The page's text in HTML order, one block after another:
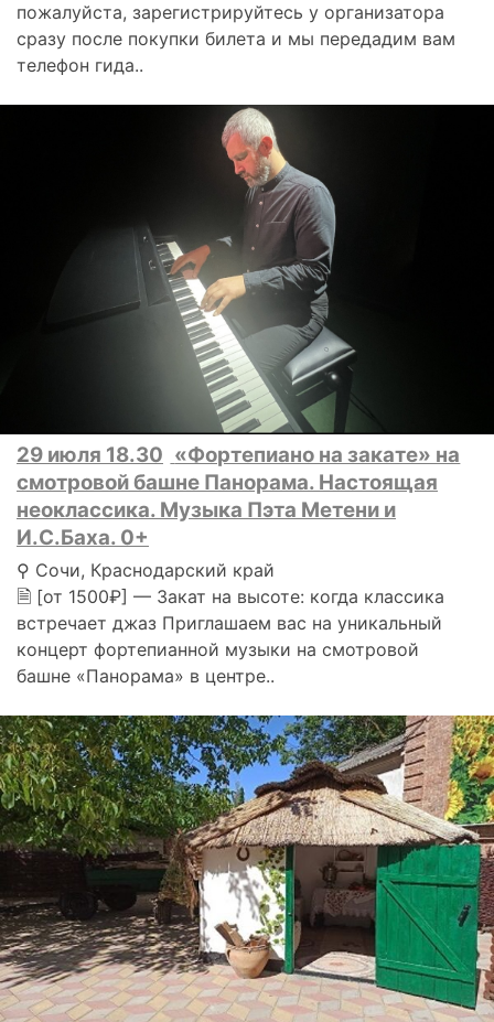
пожалуйста, зарегистрируйтесь у организатора
сразу после покупки билета и мы передадим вам
телефон гида..
29 июля 18.30 «Фортепиано на закате» на
смотровой башне Панорама. Настоящая
неоклассика. Музыка Пэта Метени и
И.С.Баха. 0+
⚲ Сочи, Краснодарский край
🗎 [от 1500₽] — Закат на высоте: когда классика
встречает джаз Приглашаем вас на уникальный
концерт фортепианной музыки на смотровой
башне «Панорама» в центре..